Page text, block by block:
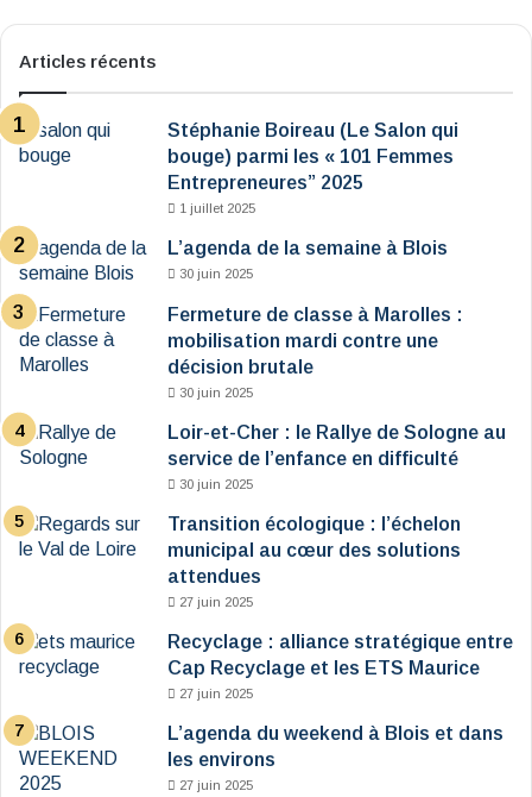
Articles récents
Stéphanie Boireau (Le Salon qui
bouge) parmi les « 101 Femmes
Entrepreneures” 2025
1 juillet 2025
L’agenda de la semaine à Blois
30 juin 2025
Fermeture de classe à Marolles :
mobilisation mardi contre une
décision brutale
30 juin 2025
Loir-et-Cher : le Rallye de Sologne au
service de l’enfance en difficulté
30 juin 2025
Transition écologique : l’échelon
municipal au cœur des solutions
attendues
27 juin 2025
Recyclage : alliance stratégique entre
Cap Recyclage et les ETS Maurice
27 juin 2025
L’agenda du weekend à Blois et dans
les environs
27 juin 2025